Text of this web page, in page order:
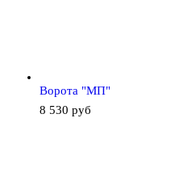
Ворота "МП"
8 530 руб